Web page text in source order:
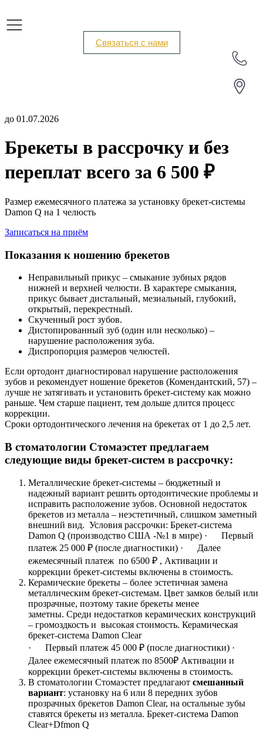
Связаться с нами
до 01.07.2026
Брекеты в рассрочку и без
переплат всего за 6 500 ₽
Размер ежемесячного платежа за установку брекет-системы
Damon Q на 1 челюсть
Записаться на приём
Показания к ношению брекетов
Неправильный прикус – смыкание зубных рядов
нижней и верхней челюсти. В характере смыкания,
прикус бывает дистальный, мезиальный, глубокий,
открытый, перекрестный.
Скученный рост зубов.
Дистопированный зуб (один или несколько) –
нарушение расположения зуба.
Диспропорция размеров челюстей.
Если ортодонт диагностировал нарушение расположения
зубов и рекомендует ношение брекетов (Комендантский, 57) –
лучше не затягивать и установить брекет-систему как можно
раньше. Чем старше пациент, тем дольше длится процесс
коррекции.
Сроки ортодонтического лечения на брекетах от 1 до 2,5 лет.
В стоматологии Стомаэстет предлагаем
следующие виды брекет-систем в рассрочку:
Металлические брекет-системы – бюджетный и
надежный вариант решить ортодонтические проблемы и
исправить расположение зубов. Основной недостаток
брекетов из металла – неэстетичный, слишком заметный
внешний вид. Условия рассрочки: Брекет-система
Damon Q (производство США -№1 в мире) · Первый
платеж 25 000 ₽ (после диагностики) · Далее
ежемесячный платеж по 6500 ₽ , Активации и
коррекции брекет-системы включены в стоимость.
Керамические брекеты – более эстетичная замена
металлическим брекет-системам. Цвет замков белый или
прозрачные, поэтому такие брекеты менее
заметны. Среди недостатков керамических конструкций
– громоздкость и высокая стоимость. Керамическая
брекет-система Damon Clear
· Первый платеж 45 000 ₽ (после диагностики) ·
Далее ежемесячный платеж по 8500₽ Активации и
коррекции брекет-системы включены в стоимость.
В стоматологии Стомаэстет предлагают смешанный
вариант: установку на 6 или 8 передних зубов
прозрачных брекетов Damon Clear, на остальные зубы
ставятся брекеты из металла. Брекет-система Damon
Clear+Dfmon Q